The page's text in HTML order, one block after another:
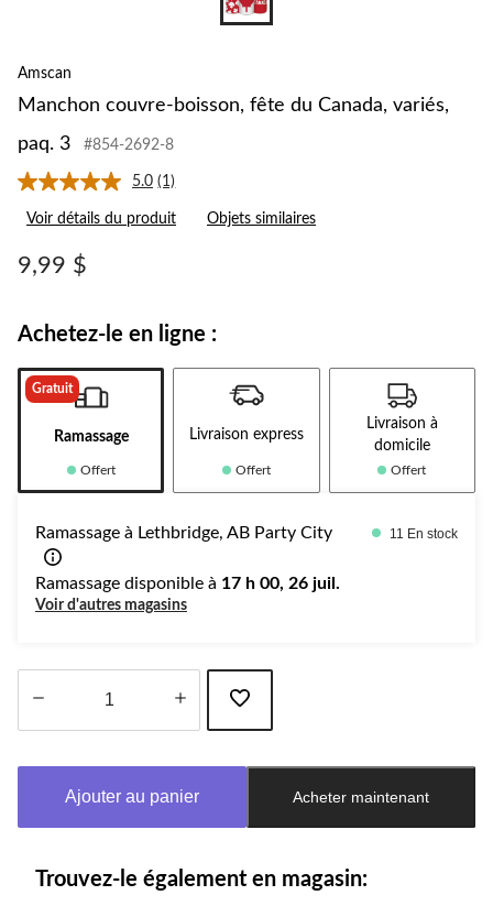
Amscan
Manchon couvre-boisson, fête du Canada, variés,
paq. 3
#854-2692-8
5.0 Lire
commentaire.
(1)
Voir détails du produit Objets similaires
9,99 $
Achetez-le en ligne :
Gratuit
Ramassage
Offert
Livraison express
Offert
Livraison à
domicile
Offert
Ramassage à Lethbridge, AB Party City 11 En stock
Ramassage disponible à 17 h 00, 26 juil.
Voir d'autres magasins
à
Ajouter au panier Acheter maintenant
Trouvez-le également en magasin: